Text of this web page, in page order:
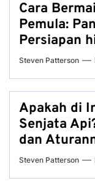
Cara
Pemula:
Persiapan
Steven Patterson
Apakah di
Senjata
dan
Steven Patterson